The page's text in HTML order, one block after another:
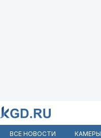
ВСЕ НОВОСТИ КАМЕРЫ